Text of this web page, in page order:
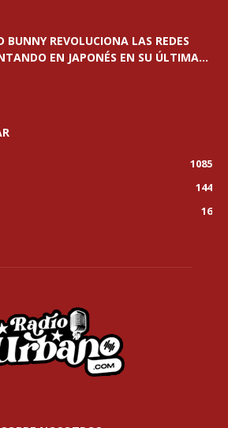
BUNNY REVOLUCIONA LAS REDES
EN JAPONÉS EN SU ÚLTIMA...
1085
144
16